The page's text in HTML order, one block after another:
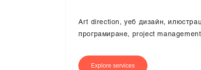
Art direction, уеб дизайн,
програмиране, project management
Explore services